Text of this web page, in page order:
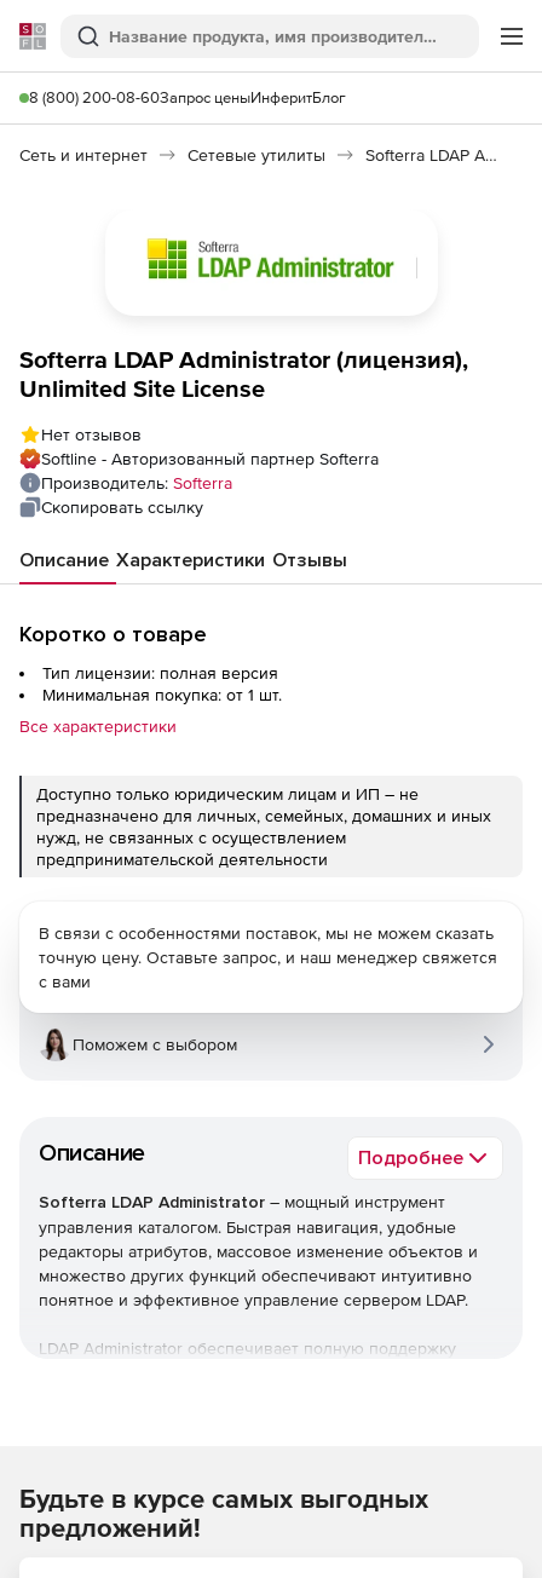
Softline
Поиск
8 (800) 200-08-60Запрос ценыИнферитБлог
Сеть и интернет Сетевые утилиты Softerra LDAP Administrator
Softerra LDAP Administrator (лицензия),
Unlimited Site License
Нет отзывов
Softline - Авторизованный партнер Softerra
Производитель: Softerra
Скопировать ссылку
Описание Характеристики Отзывы
Коротко о товаре
Тип лицензии: полная версия
Минимальная покупка: от 1 шт.
Все характеристики
Доступно только юридическим лицам и ИП – не
предназначено для личных, семейных, домашних и иных
нужд, не связанных с осуществлением
предпринимательской деятельности
Описание Подробнее
Softerra LDAP Administrator – мощный инструмент
управления каталогом. Быстрая навигация, удобные
редакторы атрибутов, массовое изменение объектов и
множество других функций обеспечивают интуитивно
понятное и эффективное управление сервером LDAP.
LDAP Administrator обеспечивает полную поддержку
LDAP Administrator предлагает надежную платформу
отчетности, которая облегчает анализ и мониторинг
В связи с особенностями поставок, мы не можем сказать
точную цену. Оставьте запрос, и наш менеджер свяжется
с вами
Поможем с выбором
Будьте в курсе самых выгодных
предложений!